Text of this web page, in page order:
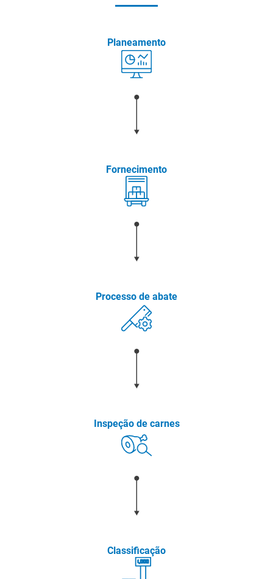
Planeamento
Fornecimento
Processo de abate
Inspeção de carnes
Classificação